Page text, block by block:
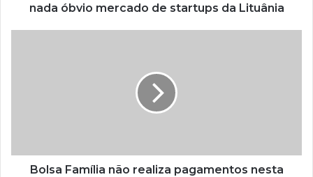
nada óbvio mercado de startups da Lituânia
Bolsa Família não realiza pagamentos nesta